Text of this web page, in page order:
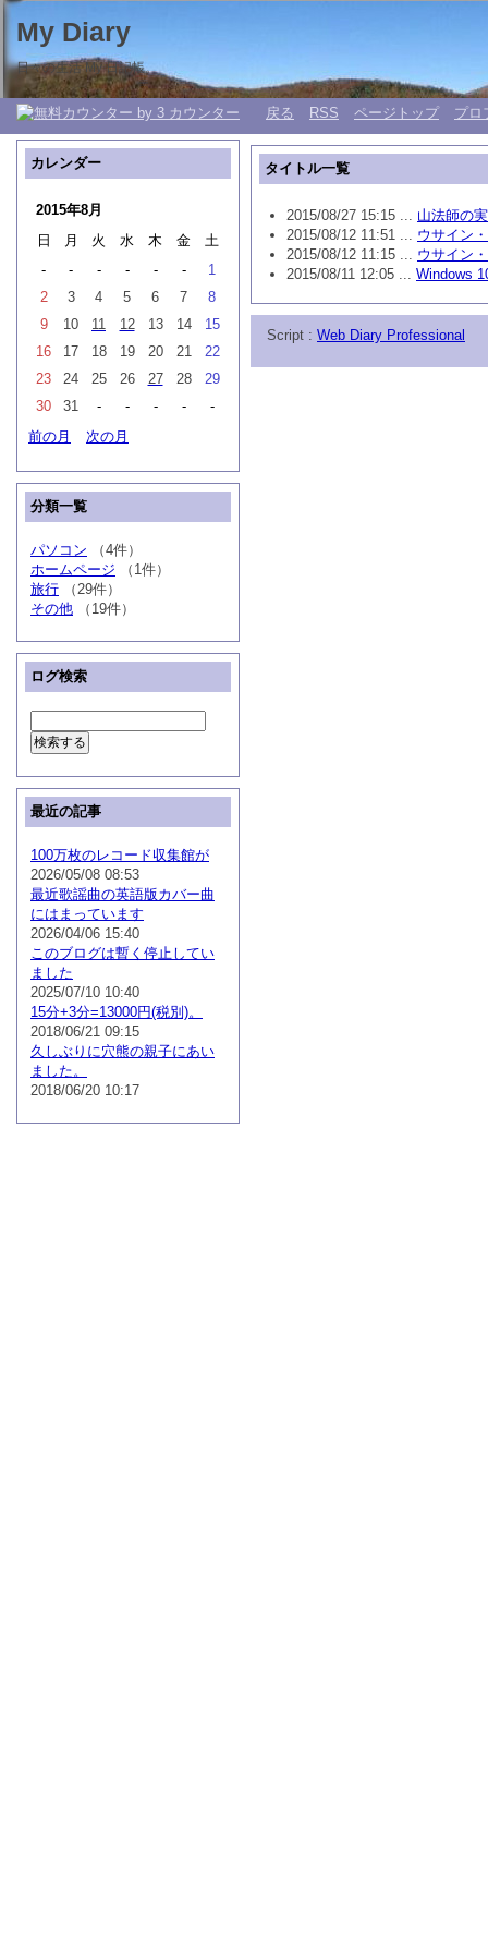
My Diary
日々の生活 My 日記帳。
戻る RSS ページトップ プロ
タイトル一覧
2015/08/27 15:15 ... 山法師の
2015/08/12 11:51 ... ウサイン
2015/08/12 11:15 ... ウサイン
2015/08/11 12:05 ... Windows
カレンダー
2015年8月
日
月 火 水 木 金
土
-
- - - - -
1
2
3 4 5 6 7
8
9
10 11 12 13 14
15
16
17 18 19 20 21
22
23
24 25 26 27 28
29
30
31 - - - -
-
前の月
次の月
分類一覧
パソコン （4件）
ホームページ （1件）
旅行 （29件）
その他 （19件）
ログ検索
最近の記事
100万枚のレコード収集館が
2026/05/08 08:53
最近歌謡曲の英語版カバー曲
にはまっています
2026/04/06 15:40
このブログは暫く停止してい
ました
2025/07/10 10:40
15分+3分=13000円(税別)。
2018/06/21 09:15
久しぶりに穴熊の親子にあい
ました。
2018/06/20 10:17
Script : Web Diary Professional